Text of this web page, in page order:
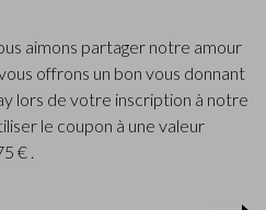
aimons partager notre amour
offrons un bon vous donnant
lors de votre inscription à notre
le coupon à une valeur
€ .